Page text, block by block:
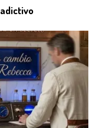
adictivo